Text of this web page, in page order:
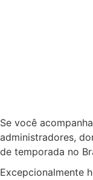
Se você
administradores,
de temporada no
Excepcionalmente